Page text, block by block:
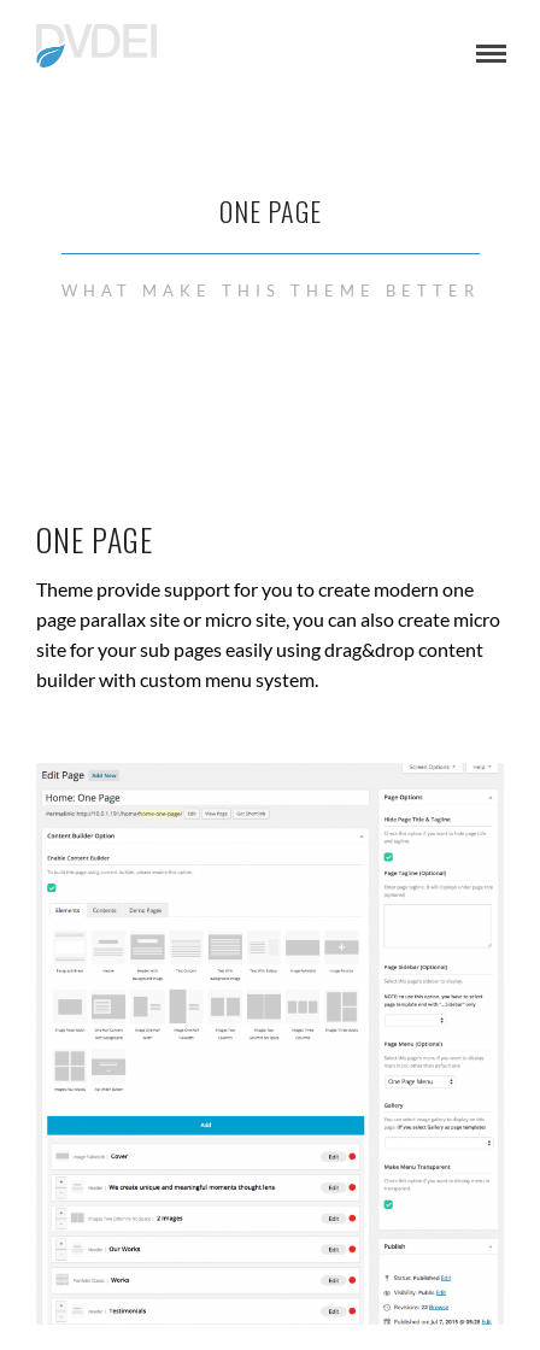
ONE PAGE
WHAT MAKE THIS THEME BETTER
ONE PAGE
Theme provide support for you to create modern one
page parallax site or micro site, you can also create micro
site for your sub pages easily using drag&drop content
builder with custom menu system.